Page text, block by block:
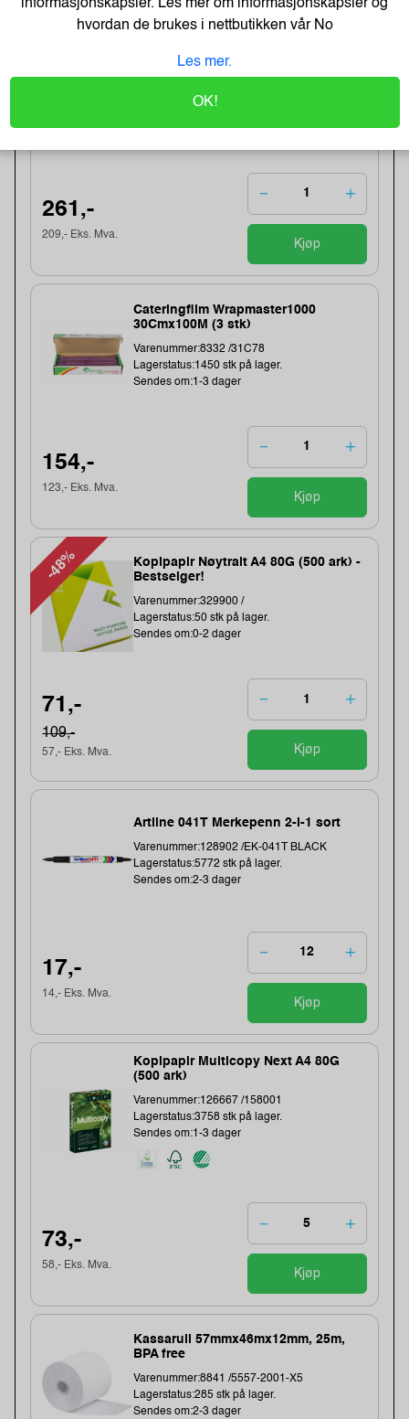
Energizer Lithium AA/L91 Batterier
Sendes om:0-2 dager
261,-
209,- Eks. Mva.
Kjøp
Cateringfilm Wrapmaster1000
30Cmx100M (3 stk)
Varenummer:8332 /31C78
Lagerstatus:1450 stk på lager.
Sendes om:1-3 dager
154,-
123,- Eks. Mva.
Kjøp
-48%
Kopipapir Nøytralt A4 80G (500 ark) -
Bestselger!
Varenummer:329900 /
Lagerstatus:50 stk på lager.
Sendes om:0-2 dager
71,-
109,-
57,- Eks. Mva. Kjøp
Artline 041T Merkepenn 2-i-1 sort
Varenummer:128902 /EK-041T BLACK
Lagerstatus:5772 stk på lager.
Sendes om:2-3 dager
17,-
14,- Eks. Mva.
Kjøp
Kopipapir Multicopy Next A4 80G
(500 ark)
Varenummer:126667 /158001
Lagerstatus:3758 stk på lager.
Sendes om:1-3 dager
73,-
58,- Eks. Mva.
Kjøp
Kassarull 57mmx46mx12mm, 25m,
BPA free
Varenummer:8841 /5557-2001-X5
Lagerstatus:285 stk på lager.
Sendes om:2-3 dager
informasjonskapsler. Les mer om informasjonskapsler og
hvordan de brukes i nettbutikken vårNo
Les mer.
OK!